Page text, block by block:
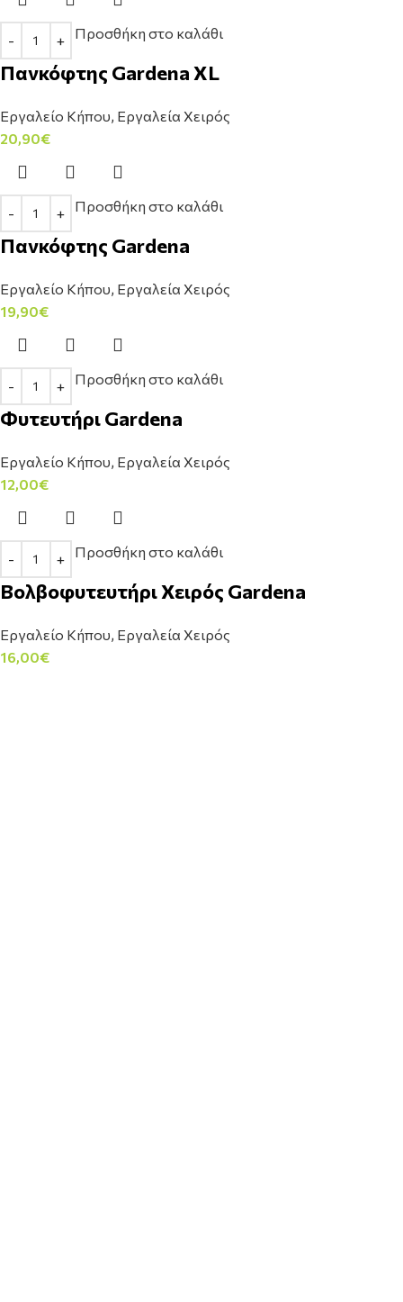
Προσθήκη στο καλάθι
Πανκόφτης Gardena XL
Εργαλείο Κήπου, Εργαλεία Χειρός
20,90€
Προσθήκη στο καλάθι
Πανκόφτης Gardena
Εργαλείο Κήπου, Εργαλεία Χειρός
19,90€
Προσθήκη στο καλάθι
Φυτευτήρι Gardena
Εργαλείο Κήπου, Εργαλεία Χειρός
12,00€
Προσθήκη στο καλάθι
Βολβοφυτευτήρι Χειρός Gardena
Εργαλείο Κήπου, Εργαλεία Χειρός
16,00€